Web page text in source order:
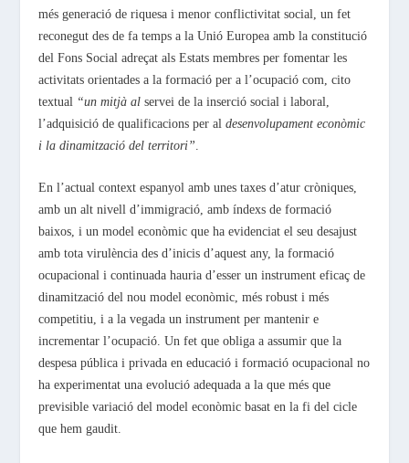
més generació de riquesa i menor conflictivitat social, un fet
reconegut des de fa temps a la Unió Europea amb la constitució
del Fons Social adreçat als Estats membres per fomentar les
activitats orientades a la formació per a l’ocupació com, cito
textual “un mitjà alservei de la inserció social i laboral,
l’adquisició de qualificacions per aldesenvolupament econòmic
i la dinamització del territori”
En l’actual context espanyol amb unes taxes d’atur cròniques,
amb un alt nivell d’immigració, amb índexs de formació
baixos, i un model econòmic que ha evidenciat el seu desajust
amb tota virulència des d’inicis d’aquest any, la formació
ocupacional i continuada hauria d’esser un instrument eficaç de
dinamització del nou model econòmic, més robust i més
competitiu, i a la vegada un instrument per mantenir e
incrementar l’ocupació. Un fet que obliga a assumir que la
despesa pública i privada en educació i formació ocupacional no
ha experimentat una evolució adequada a la que més que
previsible variació del model econòmic basat en la fi del cicle
que hem gaudit.